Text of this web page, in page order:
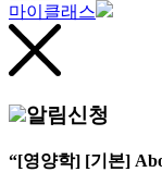
마이클래스
알림신청
“[영양학] [기본]